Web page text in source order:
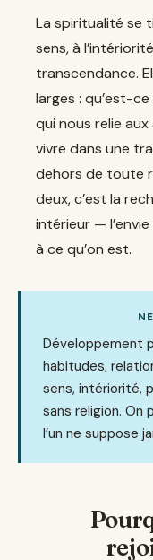
La spiritualité se
sens, à
transcendance.
larges : qu’est-
qui nous relie
vivre dans une
dehors de toute
deux, c’est la
intérieur — l’envie
à ce qu’on est.
Développement
habitudes,
sens, intériorité,
sans religion. On
l’un ne suppose